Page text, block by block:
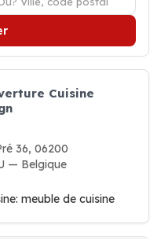
Cuisine
36, 06200
— Belgique
meuble de cuisine